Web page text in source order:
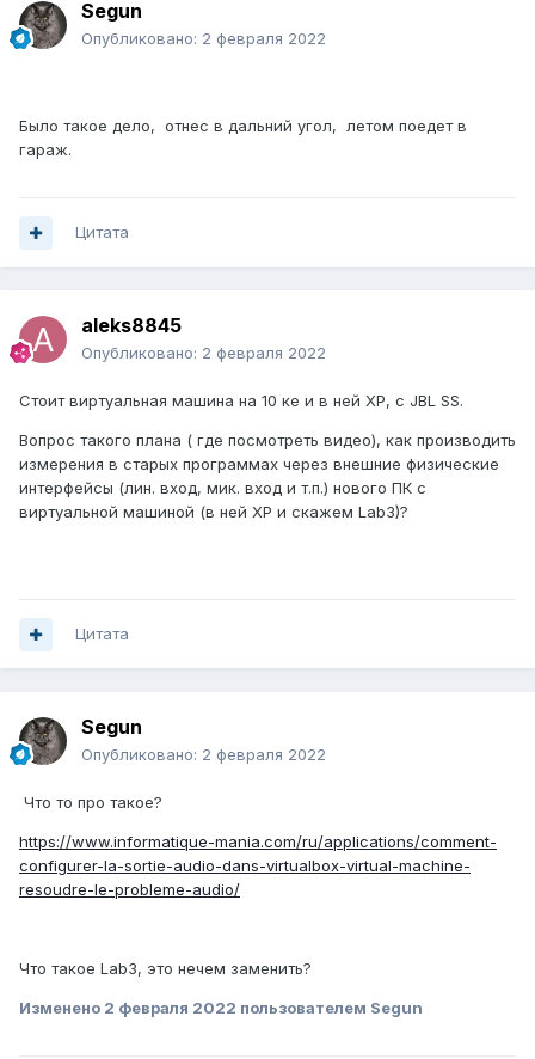
Segun
Опубликовано: 2 февраля 2022
Было такое дело, отнес в дальний угол, летом поедет в
гараж.
Цитата
aleks8845
Опубликовано: 2 февраля 2022
Стоит виртуальная машина на 10 ке и в ней ХР, с JBL SS.
Вопрос такого плана ( где посмотреть видео), как производить
измерения в старых программах через внешние физические
интерфейсы (лин. вход, мик. вход и т.п.) нового ПК с
виртуальной машиной (в ней ХР и скажем Lab3)?
Цитата
Segun
Опубликовано: 2 февраля 2022
Что то про такое?
https://www.informatique-mania.com/ru/applications/comment-
configurer-la-sortie-audio-dans-virtualbox-virtual-machine-
resoudre-le-probleme-audio/
Что такое Lab3, это нечем заменить?
Изменено 2 февраля 2022 пользователем Segun